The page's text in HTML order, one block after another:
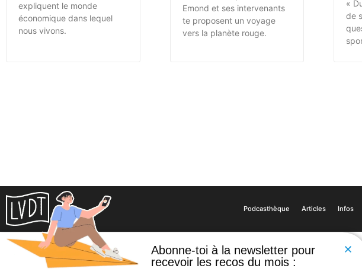
expliquent le monde
économique dans lequel
nous vivons.
Emond et ses intervenants
te proposent un voyage
vers la planète rouge.
«
de
Podcasthèque Articles Infos
COPYRIGHT © 2024 CAST’ART STUDIO – politique de
Abonne-toi à la newsletter pour
recevoir les recos du mois :